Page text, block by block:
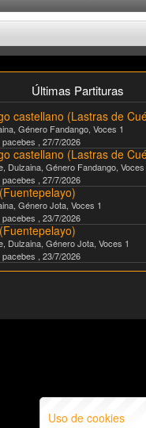
Últimas Partituras
castellano (Lastras de
, Género Fandango , Voces 1
pacebes 27/7/2026
castellano (Lastras de
Dulzaina , Género Fandango , Voces
pacebes 27/7/2026
, GéneroJota , Voces 1
pacebes 23/7/2026
Dulzaina , GéneroJota , Voces 1
pacebes 23/7/2026
Uso de cookies